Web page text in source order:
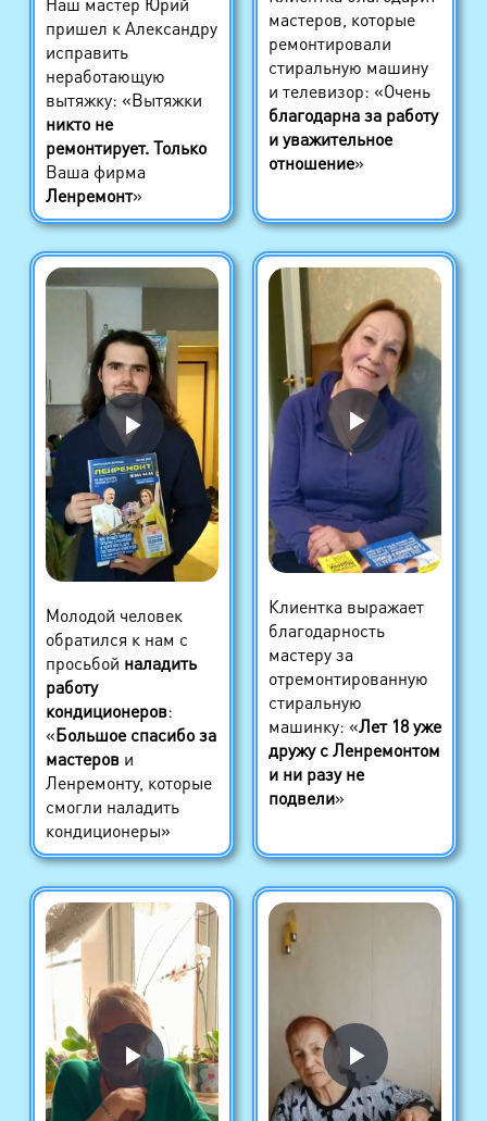
пришел к Александру
исправить
неработающую
вытяжку: «Вытяжки
никто не
ремонтирует. Только
Ваша фирма
Ленремонт»
мастеров, которые
ремонтировали
стиральную машину
и телевизор: «Очень
благодарна за работу
и уважительное
отношение»
Молодой человек
обратился к нам с
просьбой наладить
работу
кондиционеров:
«Большое спасибо за
мастерови
Ленремонту, которые
смогли наладить
кондиционеры»
Клиентка выражает
благодарность
мастеру за
отремонтированную
стиральную
машинку: «Лет 18 уже
дружу с Ленремонтом
и ни разу не
подвели»